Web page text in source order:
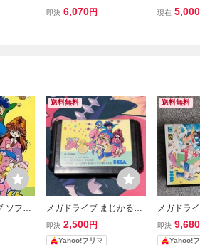
号：4
まじかるタルるートくん
即決 6,070円
箱説有 ト
現在 5,000
ソフト
くん
送料無料
メガドライブ まじかるタ
ルるートくん
即決 2,500円
Yahoo!フリマ
送料無料
メガドラ
チキボー
即決 9,680
Yahoo!